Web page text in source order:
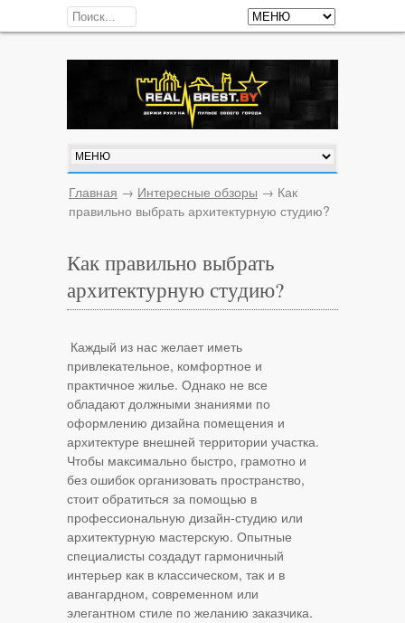
Главная → Интересные обзоры → Как
правильно выбрать архитектурную студию?
Как правильно выбрать
архитектурную студию?
Каждый из нас желает иметь
привлекательное, комфортное и
практичное жилье. Однако не все
обладают должными знаниями по
оформлению дизайна помещения и
архитектуре внешней территории участка.
Чтобы максимально быстро, грамотно и
без ошибок организовать пространство,
стоит обратиться за помощью в
профессиональную дизайн-студию или
архитектурную мастерскую. Опытные
специалисты создадут гармоничный
интерьер как в классическом, так и в
авангардном, современном или
элегантном стиле по желанию заказчика.